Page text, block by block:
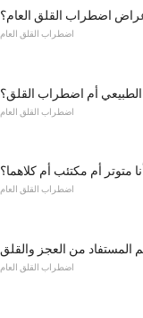
اضطراب القلق العام؟
اضطراب القلق العام
أم اضطراب القلق؟
اضطراب القلق العام
متوتر أم مكتئب أم كلاهما؟
اضطراب القلق العام
المستفاد من العجز والقلق
اضطراب القلق العام